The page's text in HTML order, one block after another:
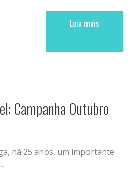
Leia mais
Campanha Outubro
há 25 anos, um importante